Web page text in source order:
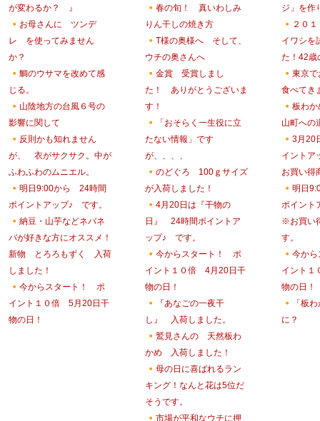
が変わるか？ 』
お母さんに ツンデ
レ を使ってみません
か？
鯛のウサマを改めて感
じる。
山陰地方の台風６号の
影響に関して
反則かも知れません
が、 衣がサクサク。中が
ふわふわのムニエル。
明日9:00から 24時間
ポイントアップ♪ です。
納豆・山芋などネバネ
バが好きな方にオススメ！
新物 とろろもずく 入荷
しました！
今からスタート！ ポ
イント１０倍 5月20日干
物の日！
春の旬！ 真いわしみ
りん干しの焼き方
T様の奥様へ そして、
ウチの奥さんへ
金賞 受賞しまし
た！ ありがとうございま
す！
「おそらく一生役に立
たない情報」です
が、、、、
のどぐろ 100ｇサイズ
が入荷しました！
4月20日は『干物の
日』 24時間ポイントア
ップ♪ です。
今からスタート！ ポ
イント１０倍 4月20日干
物の日！
『あなごの一夜干
し』 入荷しました。
鷲見さんの 天然板わ
かめ 入荷しました！
母の日に喜ばれるラン
キング！なんと花は5位だ
そうです。
市場が平和なウチに押
ジ」を作
２０
イワシを
た！42歳
東京で
食べてき
板わ
山町への
3月20
イント
お買い得
明日
ポイン
※お買い
す。
今か
イント
物の日！
「板
に？